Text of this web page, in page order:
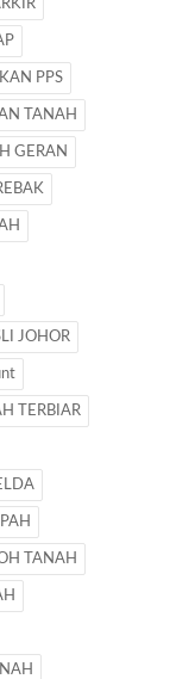
PPS
TANAH
GERAN
JOHOR
TERBIAR
TANAH